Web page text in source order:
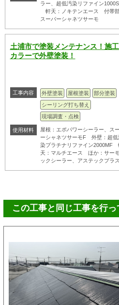
ラー、超低汚染リファイン
軒天：ノキテンエース 付帯部
スーパーシャネツサーモ
土浦市で塗装メンテナンス！施
カラーで外壁塗装！
工事内容 外壁塗装 屋根塗装
部分塗装
シーリング打ち替え
現場調査・点検
使用材料
屋根：エポパワーシーラー、ス
ーシャネツサーモF 外壁：超低
染プラチナリファイン2000MF
天：マルチエース ほか：サー
ックシーラー、アステックプラ
この工事と同じ工事を行